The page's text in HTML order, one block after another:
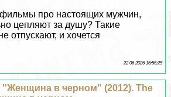
про настоящих мужчин,
цепляют за душу? Такие
отпускают, и хочется
22 06 2026 16:56:25
в черном" (2012). The